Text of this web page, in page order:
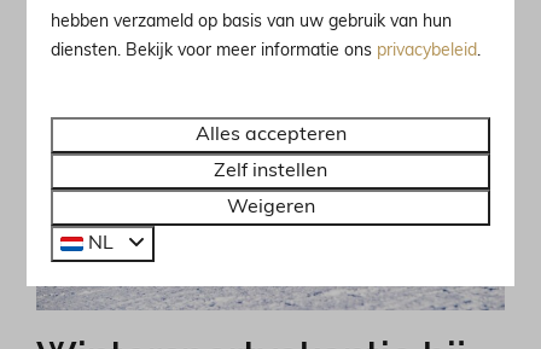
hebben verzameld op basis van uw gebruik van hun
diensten. Bekijk voor meer informatie ons privacybeleid.
Alles accepteren
Zelf instellen
Weigeren
NL